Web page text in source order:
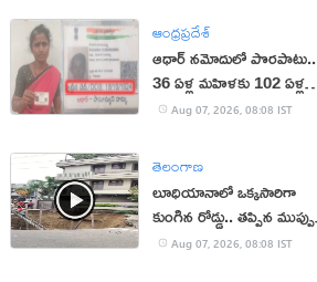
ఆంధ్రప్రదేశ్
ఆధార్‌ నమోదులో పొరపాటు..
36 ఏళ్ల మహిళకు 102 ఏళ్ల
వయసు!
Aug 07, 2026, 08:08 IST
తెలంగాణ
లూధియానాలో ఒక్కసారిగా
కుంగిన రోడ్డు.. తప్పిన ముప్పు
(వీడియో)
Aug 07, 2026, 08:08 IST